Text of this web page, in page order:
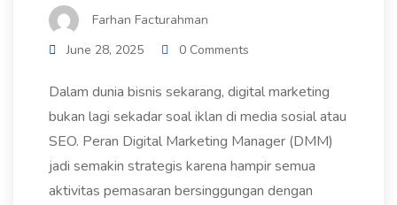
Farhan Facturahman
June 28, 2025
0 Comments
Dalam dunia bisnis sekarang, digital marketing
bukan lagi sekadar soal iklan di media sosial atau
SEO. Peran Digital Marketing Manager (DMM)
jadi semakin strategis karena hampir semua
aktivitas pemasaran bersinggungan dengan